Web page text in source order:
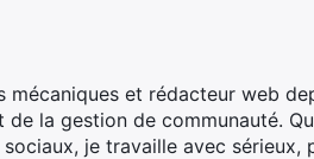
et rédacteur web
la gestion de communauté.
je travaille avec sérieux,